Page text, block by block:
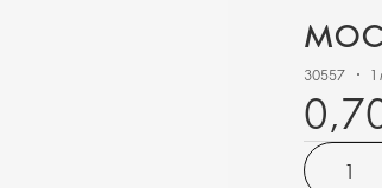
30557 1